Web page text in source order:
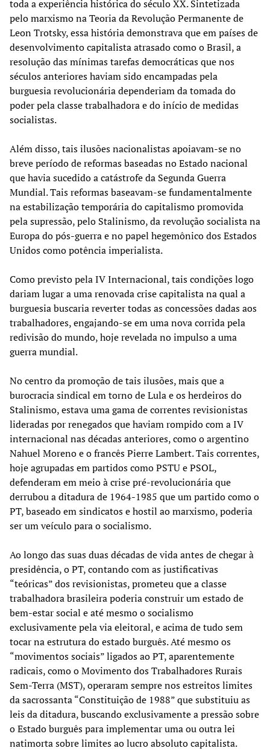
toda a experiência histórica do século XX. Sintetizada
pelo marxismo na Teoria da Revolução Permanente de
Leon Trotsky, essa história demonstrava que em países de
desenvolvimento capitalista atrasado como o Brasil, a
resolução das mínimas tarefas democráticas que nos
séculos anteriores haviam sido encampadas pela
burguesia revolucionária dependeriam da tomada do
poder pela classe trabalhadora e do início de medidas
socialistas.
Além disso, tais ilusões nacionalistas apoiavam-se no
breve período de reformas baseadas no Estado nacional
que havia sucedido a catástrofe da Segunda Guerra
Mundial. Tais reformas baseavam-se fundamentalmente
na estabilização temporária do capitalismo promovida
pela supressão, pelo Stalinismo, da revolução socialista na
Europa do pós-guerra e no papel hegemônico dos Estados
Unidos como potência imperialista.
Como previsto pela IV Internacional, tais condições logo
dariam lugar a uma renovada crise capitalista na qual a
burguesia buscaria reverter todas as concessões dadas aos
trabalhadores, engajando-se em uma nova corrida pela
redivisão do mundo, hoje revelada no impulso a uma
guerra mundial.
No centro da promoção de tais ilusões, mais que a
burocracia sindical em torno de Lula e os herdeiros do
Stalinismo, estava uma gama de correntes revisionistas
lideradas por renegados que haviam rompido com a IV
internacional nas décadas anteriores, como o argentino
Nahuel Moreno e o francês Pierre Lambert. Tais correntes,
hoje agrupadas em partidos como PSTU e PSOL,
defenderam em meio à crise pré-revolucionária que
derrubou a ditadura de 1964-1985 que um partido como o
PT, baseado em sindicatos e hostil ao marxismo, poderia
ser um veículo para o socialismo.
Ao longo das suas duas décadas de vida antes de chegar à
presidência, o PT, contando com as justificativas
“teóricas” dos revisionistas, prometeu que a classe
trabalhadora brasileira poderia construir um estado de
bem-estar social e até mesmo o socialismo
exclusivamente pela via eleitoral, e acima de tudo sem
tocar na estrutura do estado burguês. Até mesmo os
“movimentos sociais” ligados ao PT, aparentemente
radicais, como o Movimento dos Trabalhadores Rurais
Sem-Terra (MST), operaram sempre nos estreitos limites
da sacrossanta “Constituição de 1988” que substituiu as
leis da ditadura, buscando exclusivamente a pressão sobre
o Estado burguês para implementar uma ou outra lei
natimorta sobre limites ao lucro absoluto capitalista.